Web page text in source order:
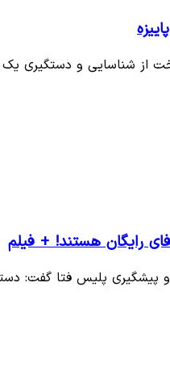
از شناسایی و دستگیری یک
رایگان هستند! + فیلم
پلیس فتا گفت: